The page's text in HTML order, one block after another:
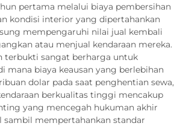
pertama melalui biaya pembersihan
kondisi interior yang dipertahankan
mempengaruhi nilai jual kembali
atau menjual kendaraan mereka.
terbukti sangat berharga untuk
mana biaya keausan yang berlebihan
dolar pada saat penghentian sewa,
berkualitas tinggi mencakup
yang mencegah hukuman akhir
sambil mempertahankan standar